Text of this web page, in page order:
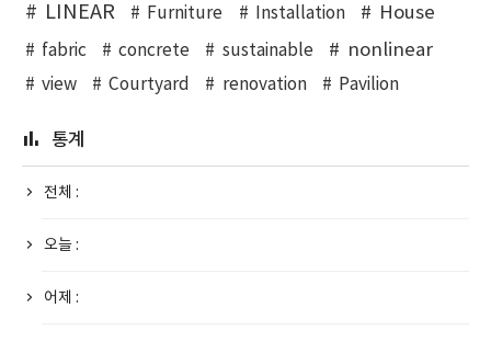
LINEAR Furniture Installation House
fabric concrete sustainable nonlinear
view Courtyard renovation Pavilion
통계
전체 :
오늘 :
어제 :